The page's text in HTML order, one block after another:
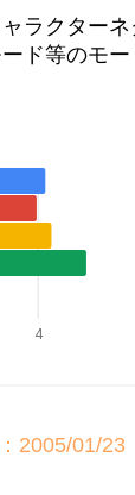
ラクター
ド等のモー
4
2005/01/23